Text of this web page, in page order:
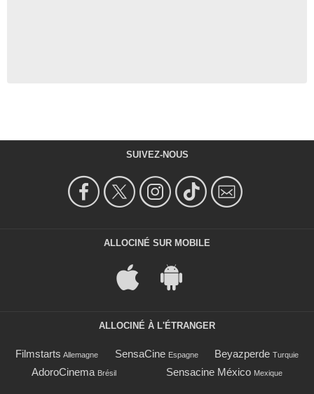
SUIVEZ-NOUS
ALLOCINÉ SUR MOBILE
ALLOCINÉ À L'ÉTRANGER
Filmstarts Allemagne SensaCine Espagne Beyazperde Turquie
AdoroCinema Brésil Sensacine México Mexique